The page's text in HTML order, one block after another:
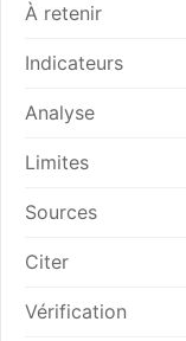
À retenir
Indicateurs
Analyse
Limites
Sources
Citer
Vérification